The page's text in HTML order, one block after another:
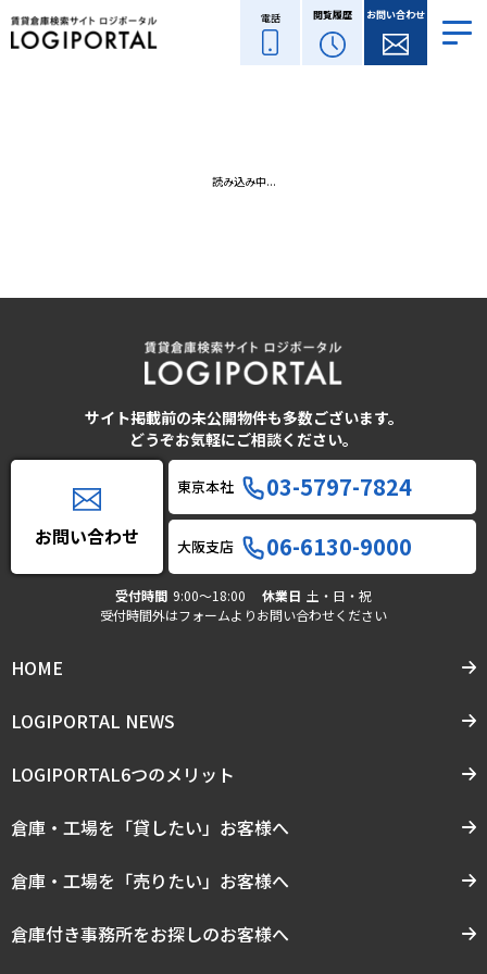
電話 閲覧履歴 お問い合わせ
読み込み中...
サイト掲載前の未公開物件も多数ございます。
どうぞお気軽にご相談ください。
お問い合わせ
東京本社 03-5797-7824
大阪支店 06-6130-9000
受付時間 9:00〜18:00 休業日 土・日・祝
受付時間外はフォームよりお問い合わせください
HOME
LOGIPORTAL NEWS
LOGIPORTAL6つのメリット
倉庫・工場を「貸したい」お客様へ
倉庫・工場を「売りたい」お客様へ
倉庫付き事務所をお探しのお客様へ